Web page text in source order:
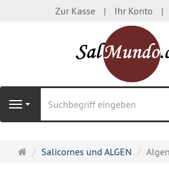
Zur Kasse Ihr Konto
Navigation
Startseite
Salicornes und ALGEN